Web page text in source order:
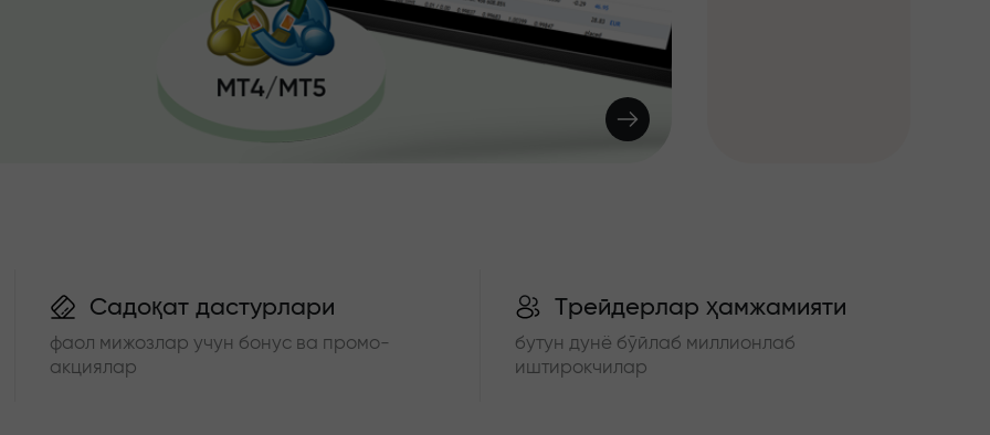
Садоқат дастурлари
фаол мижозлар учун бонус ва промо-
акциялар
Трейдерлар ҳамжамияти
бутун дунё бўйлаб миллионлаб
иштирокчилар